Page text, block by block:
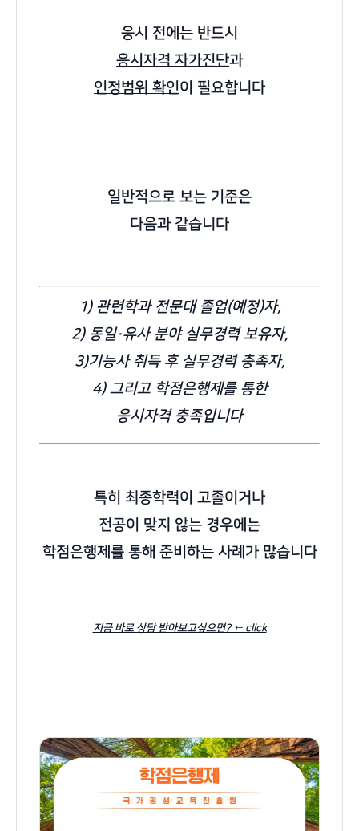
응시 전에는 반드시
응시자격 자가진단과
인정범위 확인이 필요합니다
일반적으로 보는 기준은
다음과 같습니다
1) 관련학과 전문대 졸업(예정)자,
2) 동일·유사 분야 실무경력 보유자,
3)기능사 취득 후 실무경력 충족자,
4) 그리고 학점은행제를 통한
응시자격 충족입니다
특히 최종학력이 고졸이거나
전공이 맞지 않는 경우에는
학점은행제를 통해 준비하는 사례가 많습니다
지금 바로 상담 받아보고싶으면? ← click